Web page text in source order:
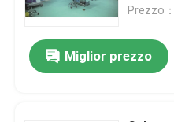
Prezzo
Miglior prezzo